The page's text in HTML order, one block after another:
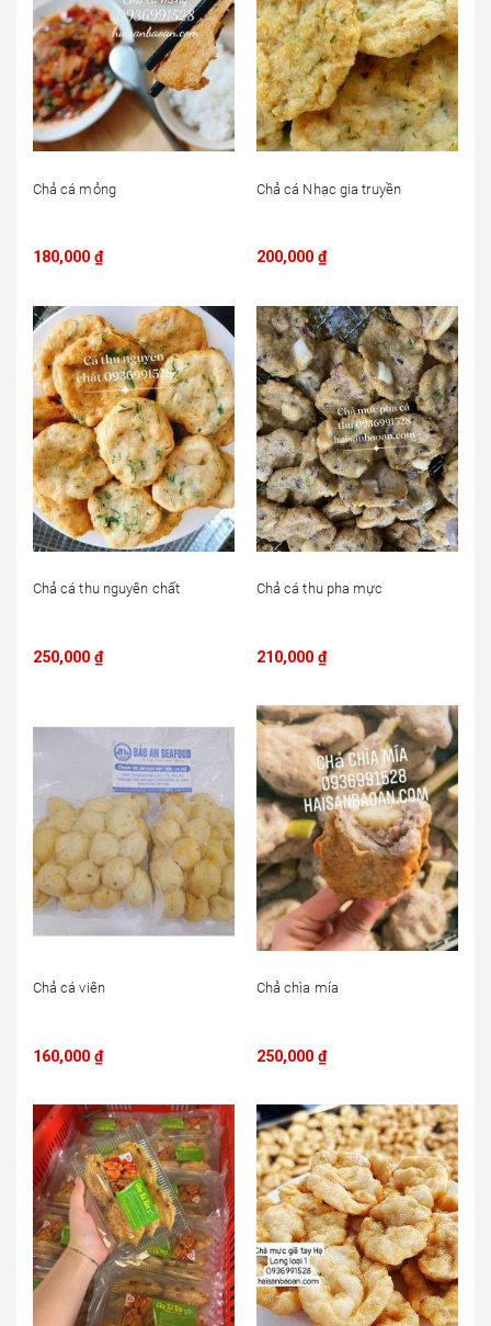
Chả cá mỏng
180,000 ₫
Chả cá Nhạc gia truyền
200,000 ₫
Chả cá thu nguyên chất
250,000 ₫
Chả cá thu pha mực
210,000 ₫
Chả cá viên
160,000 ₫
Chả chìa mía
250,000 ₫